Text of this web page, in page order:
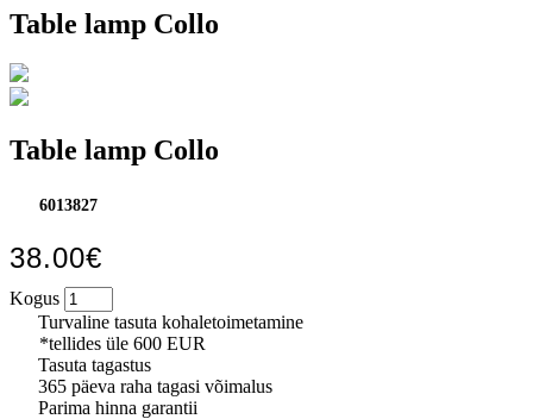
Table lamp Collo
Table lamp Collo
6013827
38.00€
Kogus
Turvaline tasuta kohaletoimetamine
*tellides üle 600 EUR
Tasuta tagastus
365 päeva raha tagasi võimalus
Parima hinna garantii